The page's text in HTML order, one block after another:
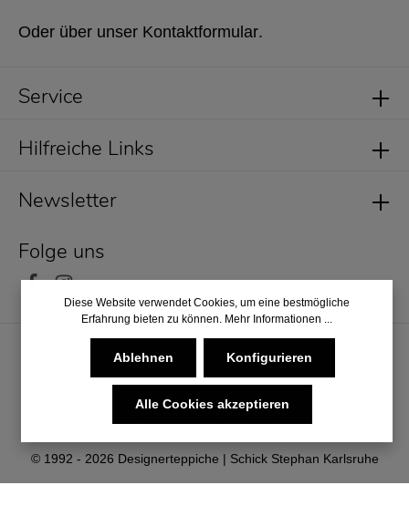
Service
Newsletter
Folge uns
Oder über unser Kontaktformular.
Hilfreiche Links
© 1992 - 2026 Designerteppiche | Schick Stephan Karlsruhe
* Alle Preise inkl. gesetzl. Mehrwertsteuer zzgl.
und ggf. Nachnahmegebühren, wenn nicht anders angegeben.
Diese Website verwendet Cookies, um eine bestmögliche
Erfahrung bieten zu können. Mehr Informationen ...
Ablehnen Konfigurieren
Alle Cookies akzeptieren